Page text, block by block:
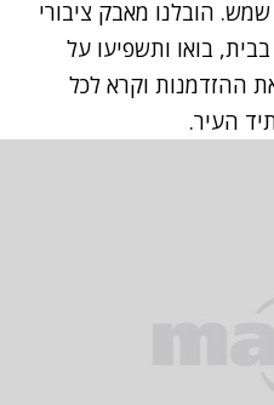
הובלנו מאבק ציבורי
בבית, בואו ותשפיעו על
ההזדמנות וקרא לכל
העיר.